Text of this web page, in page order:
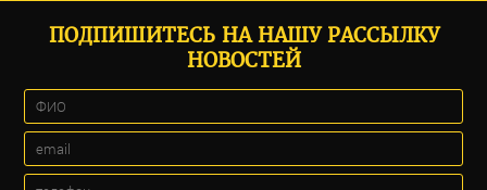
ПОДПИШИТЕСЬ НА НАШУ РАССЫЛКУ
НОВОСТЕЙ